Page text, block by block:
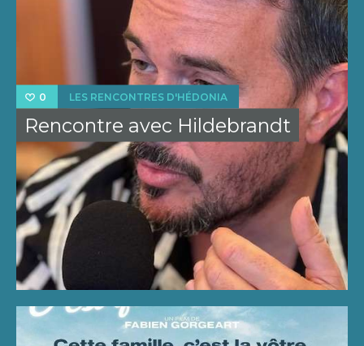
0 LES RENCONTRES D'HÉDONIA
Rencontre avec Hildebrandt